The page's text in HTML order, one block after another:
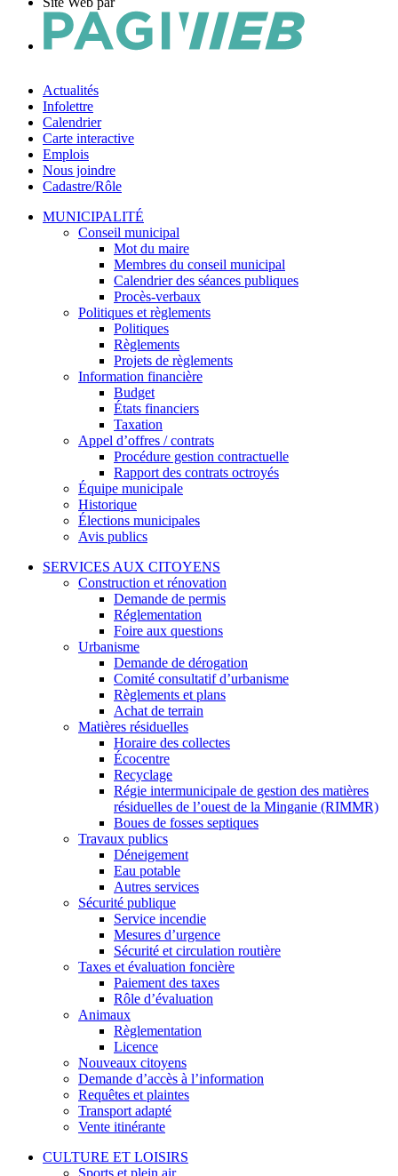
Actualités
Infolettre
Calendrier
Carte interactive
Emplois
Nous joindre
Cadastre/Rôle
MUNICIPALITÉ
Conseil municipal
Mot du maire
Membres du conseil municipal
Calendrier des séances publiques
Procès-verbaux
Politiques et règlements
Politiques
Règlements
Projets de règlements
Information financière
Budget
États financiers
Taxation
Appel d’offres / contrats
Procédure gestion contractuelle
Rapport des contrats octroyés
Équipe municipale
Historique
Élections municipales
Avis publics
SERVICES AUX CITOYENS
Construction et rénovation
Demande de permis
Réglementation
Foire aux questions
Urbanisme
Demande de dérogation
Comité consultatif d’urbanisme
Règlements et plans
Achat de terrain
Matières résiduelles
Horaire des collectes
Écocentre
Recyclage
Régie intermunicipale de gestion des matières
résiduelles de l’ouest de la Minganie (RIMMR)
Boues de fosses septiques
Travaux publics
Déneigement
Eau potable
Autres services
Sécurité publique
Service incendie
Mesures d’urgence
Sécurité et circulation routière
Taxes et évaluation foncière
Paiement des taxes
Rôle d’évaluation
Animaux
Règlementation
Licence
Nouveaux citoyens
Demande d’accès à l’information
Requêtes et plaintes
Transport adapté
Vente itinérante
CULTURE ET LOISIRS